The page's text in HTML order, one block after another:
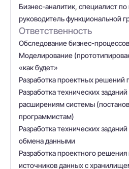
Бизнес-аналитик, специалист
руководитель функциональной
Ответственность
Обследование бизнес-
Моделирование
«как будет»
Разработка проектных решений
Разработка технических
расширениям системы
программистам)
Разработка технических
обмена данными
Разработка проектного
источников данных с